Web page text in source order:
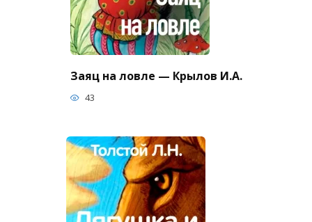
Заяц на ловле — Крылов И.А.
43